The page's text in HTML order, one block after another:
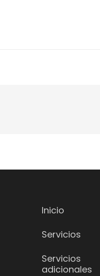
Inicio
Servicios
Servicios
adicionales